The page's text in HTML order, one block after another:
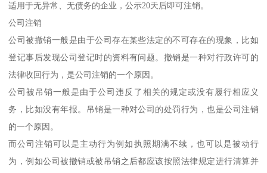
适用于无异常、无债务的企业，公示20天后即可注销。
公司注销
公司被撤销一般是由于公司存在某些法定的不可存在的现象，比如
登记事后发现公司登记时的资料有问题。撤销是一种对行政许可的
法律收回行为，是公司注销的一个原因。
公司被吊销一般是由于公司违反了相关的规定或没有履行相应义
务，比如没有年报。吊销是一种对公司的处罚行为，也是公司注销
的一个原因。
而公司注销可以是主动行为例如执照期满不续，也可以是被动行
为，例如公司被撤销或被吊销之后都应该按照法律规定进行清算并